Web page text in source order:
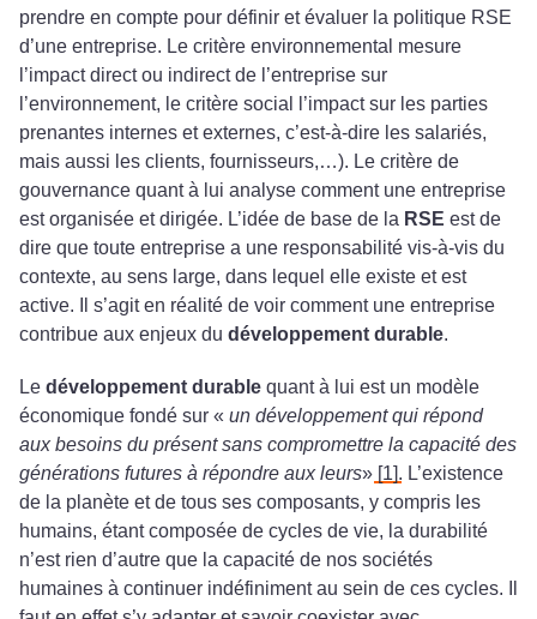
prendre en compte pour définir et évaluer la politique RSE
d’une entreprise. Le critère environnemental mesure
l’impact direct ou indirect de l’entreprise sur
l’environnement, le critère social l’impact sur les parties
prenantes internes et externes, c’est-à-dire les salariés,
mais aussi les clients, fournisseurs,…). Le critère de
gouvernance quant à lui analyse comment une entreprise
est organisée et dirigée. L’idée de base de la RSE est de
dire que toute entreprise a une responsabilité vis-à-vis du
contexte, au sens large, dans lequel elle existe et est
active. Il s’agit en réalité de voir comment une entreprise
contribue aux enjeux du développement durable.
Le développement durable quant à lui est un modèle
économique fondé sur « un développement qui répond
aux besoins du présent sans compromettre la capacité des
générations futures à répondre aux leurs» [1]. L’existence
de la planète et de tous ses composants, y compris les
humains, étant composée de cycles de vie, la durabilité
n’est rien d’autre que la capacité de nos sociétés
humaines à continuer indéfiniment au sein de ces cycles. Il